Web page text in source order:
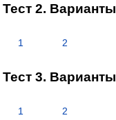
Тест 2. Варианты
1 2
Тест 3. Варианты
1 2